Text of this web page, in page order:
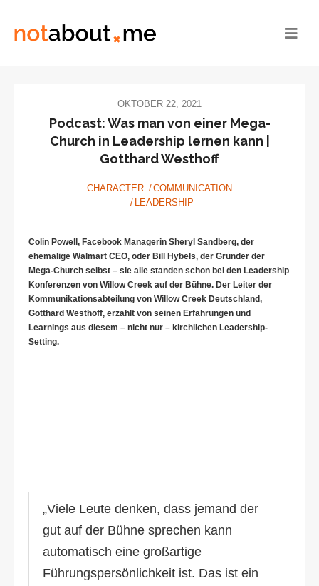
OKTOBER 22, 2021
Podcast: Was man von einer Mega-
Church in Leadership lernen kann |
Gotthard Westhoff
CHARACTER
COMMUNICATION
LEADERSHIP
Colin Powell, Facebook Managerin Sheryl Sandberg, der
ehemalige Walmart CEO, oder Bill Hybels, der Gründer der
Mega-Church selbst – sie alle standen schon bei den Leadership
Konferenzen von Willow Creek auf der Bühne. Der Leiter der
Kommunikationsabteilung von Willow Creek Deutschland,
Gotthard Westhoff, erzählt von seinen Erfahrungen und
Learnings aus diesem – nicht nur – kirchlichen Leadership-
Setting.
„Viele Leute denken, dass jemand der
gut auf der Bühne sprechen kann
automatisch eine großartige
Führungspersönlichkeit ist. Das ist ein